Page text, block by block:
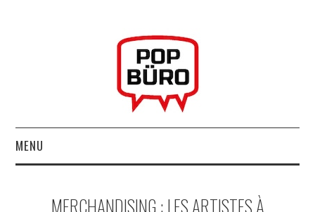
MENU
MERCHANDISING : LES ARTISTES À